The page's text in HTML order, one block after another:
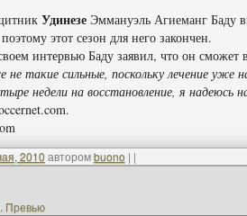
УдинезеЭммануэль Агиеманг Баду
этот сезон для него закончен.
интервью Баду заявил, что он
не такие сильные, поскольку лечение
недели на восстановление, я надеюсь
2010авторомbuono | |
Превью